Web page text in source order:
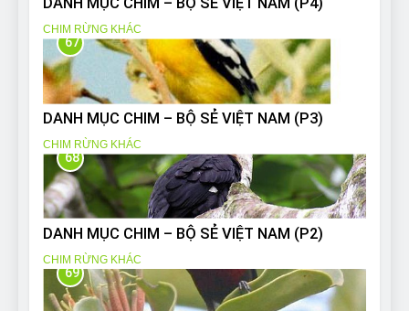
DANH MỤC CHIM – BỘ SẺ VIỆT NAM (P4)
CHIM RỪNG KHÁC
67
DANH MỤC CHIM – BỘ SẺ VIỆT NAM (P3)
CHIM RỪNG KHÁC
68
DANH MỤC CHIM – BỘ SẺ VIỆT NAM (P2)
CHIM RỪNG KHÁC
69